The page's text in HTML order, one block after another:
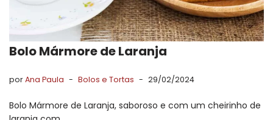
Bolo Mármore de Laranja
porAna Paula Bolos e Tortas 29/02/2024
Bolo Mármore de Laranja, saboroso e com um cheirinho de